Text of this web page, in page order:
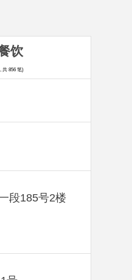
段185号2楼
饮
共 856 笔)